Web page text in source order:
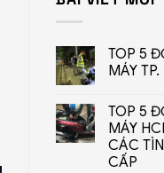
TOP 5
MÁY
TOP 5
MÁY
CÁC
CẤP